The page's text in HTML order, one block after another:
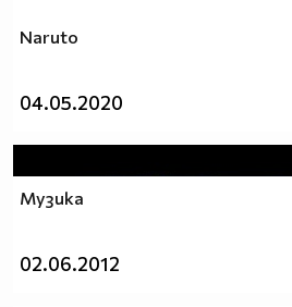
Naruto
04.05.2020
Музика
02.06.2012